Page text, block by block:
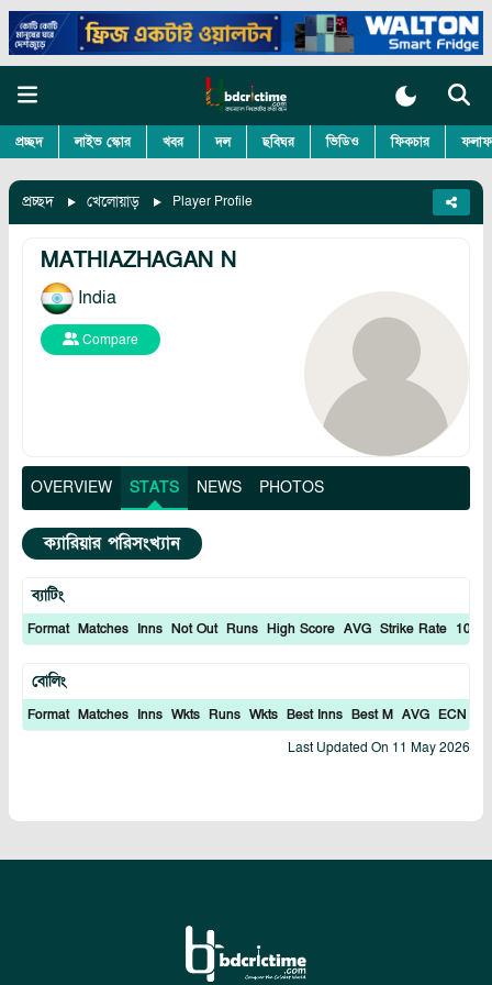
প্রচ্ছদ লাইভ স্কোর খবর দল ছবিঘর ভিডিও ফিকচার
প্রচ্ছদ খেলোয়াড় Player Profile
MATHIAZHAGAN N
India
Compare
OVERVIEW STATS NEWS PHOTOS
ক্যারিয়ার পরিসংখ্যান
ব্যাটিং
Format Matches Inns Not Out Runs High Score AVG Strike Rate 100S
বোলিং
Format Matches Inns Wkts Runs Wkts Best Inns Best M AVG ECN
Last Updated On 11 May 2026